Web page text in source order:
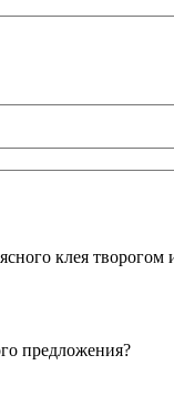
клея творогом
предложения?